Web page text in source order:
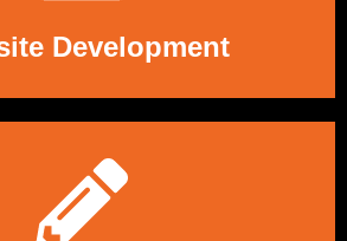
Development
LEES MEER